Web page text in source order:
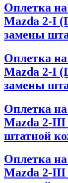
Оплетка
Mazda 2-I
замены
Оплетка
Mazda 2-I
замены
Оплетка
Mazda 2-III
штатной
Оплетка
Mazda 2-III